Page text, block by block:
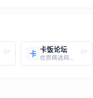
卡 卡饭论坛
优质精选网站，一键直达